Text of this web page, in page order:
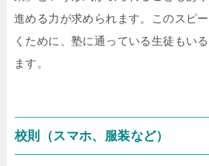
進める力が求められます。このスピ
くために、塾に通っている生徒もい
ます。
校則（スマホ、服装など）